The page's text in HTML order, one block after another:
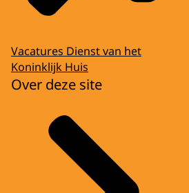
Vacatures Dienst van het
Koninklijk Huis
Over deze site